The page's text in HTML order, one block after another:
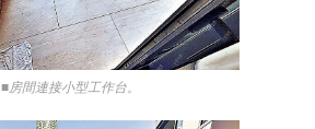
■房間連接小型工作台。